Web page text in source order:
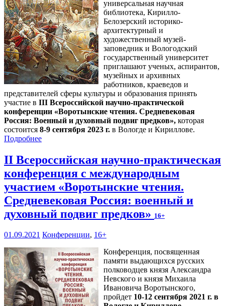
универсальная научная
библиотека, Кирилло-
Белозерский историко-
архитектурный и
художественный музей-
заповедник и Вологодский
государственный университет
приглашают ученых, аспирантов,
музейных и архивных
работников, краеведов и
представителей сферы культуры и образования принять
участие в III Всероссийской научно-практической
конференции «Воротынские чтения. Средневековая
Россия: Военный и духовный подвиг предков», которая
состоится 8-9 сентября 2023 г. в Вологде и Кириллове.
Подробнее
II Всероссийская научно-практическая
конференция с международным
участием «Воротынские чтения.
Средневековая Россия: военный и
духовный подвиг предков» 16+
01.09.2021 Конференции, 16+
Конференция, посвященная
памяти выдающихся русских
полководцев князя Александра
Невского и князя Михаила
Ивановича Воротынского,
пройдет 10-12 сентября 2021 г. в